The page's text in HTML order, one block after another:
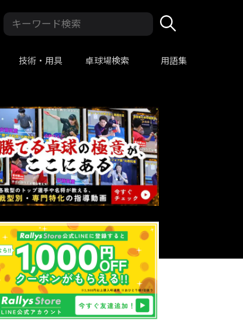
技術・用具 卓球場検索 用語集